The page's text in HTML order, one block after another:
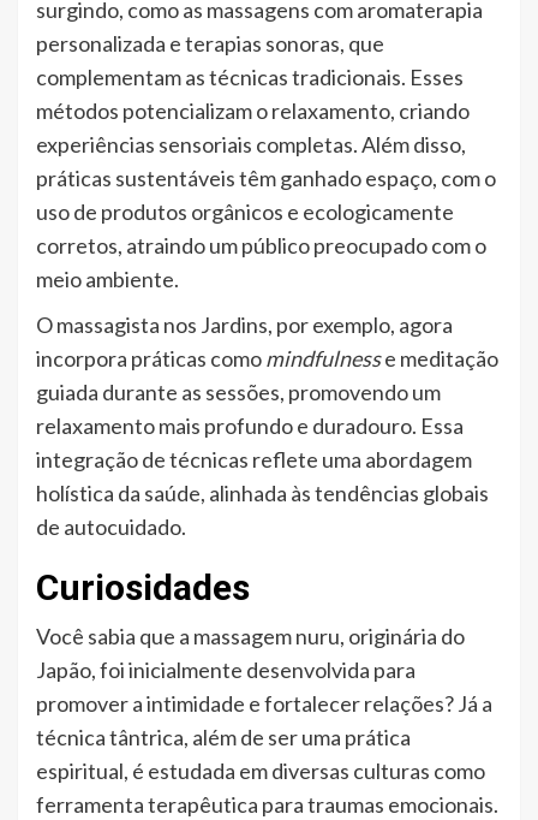
surgindo, como as massagens com aromaterapia
personalizada e terapias sonoras, que
complementam as técnicas tradicionais. Esses
métodos potencializam o relaxamento, criando
experiências sensoriais completas. Além disso,
práticas sustentáveis têm ganhado espaço, com o
uso de produtos orgânicos e ecologicamente
corretos, atraindo um público preocupado com o
meio ambiente.
O massagista nos Jardins, por exemplo, agora
incorpora práticas comomindfulnesse meditação
guiada durante as sessões, promovendo um
relaxamento mais profundo e duradouro. Essa
integração de técnicas reflete uma abordagem
holística da saúde, alinhada às tendências globais
de autocuidado.
Curiosidades
Você sabia que a massagem nuru, originária do
Japão, foi inicialmente desenvolvida para
promover a intimidade e fortalecer relações? Já a
técnica tântrica, além de ser uma prática
espiritual, é estudada em diversas culturas como
ferramenta terapêutica para traumas emocionais.